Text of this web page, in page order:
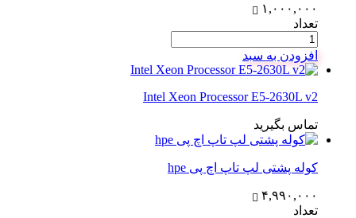
۱,۰۰۰,۰۰۰
تعداد
افزودن به سبد
Intel Xeon Processor E5-2630L v2
تماس بگیرید
کوله پشتی لپ تاپ اچ پی hpe
۴,۹۹۰,۰۰۰
تعداد